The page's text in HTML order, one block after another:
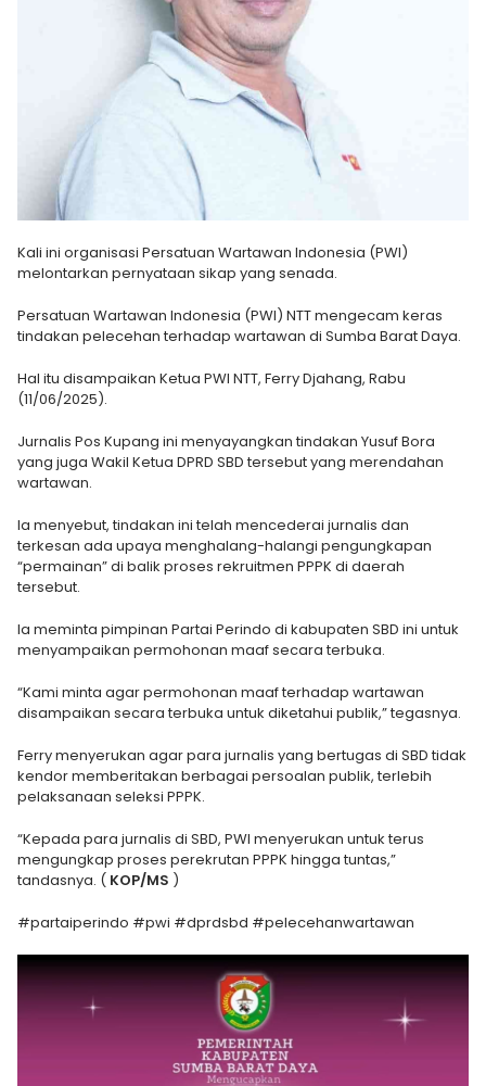
Kali ini organisasi Persatuan Wartawan Indonesia (PWI)
melontarkan pernyataan sikap yang senada.
Persatuan Wartawan Indonesia (PWI) NTT mengecam keras
tindakan pelecehan terhadap wartawan di Sumba Barat Daya.
Hal itu disampaikan Ketua PWI NTT, Ferry Djahang, Rabu
(11/06/2025).
Jurnalis Pos Kupang ini menyayangkan tindakan Yusuf Bora
yang juga Wakil Ketua DPRD SBD tersebut yang merendahan
wartawan.
Ia menyebut, tindakan ini telah mencederai jurnalis dan
terkesan ada upaya menghalang-halangi pengungkapan
“permainan” di balik proses rekruitmen PPPK di daerah
tersebut.
Ia meminta pimpinan Partai Perindo di kabupaten SBD ini untuk
menyampaikan permohonan maaf secara terbuka.
“Kami minta agar permohonan maaf terhadap wartawan
disampaikan secara terbuka untuk diketahui publik,” tegasnya.
Ferry menyerukan agar para jurnalis yang bertugas di SBD tidak
kendor memberitakan berbagai persoalan publik, terlebih
pelaksanaan seleksi PPPK.
“Kepada para jurnalis di SBD, PWI menyerukan untuk terus
mengungkap proses perekrutan PPPK hingga tuntas,”
tandasnya. ( KOP/MS )
#partaiperindo #pwi #dprdsbd #pelecehanwartawan